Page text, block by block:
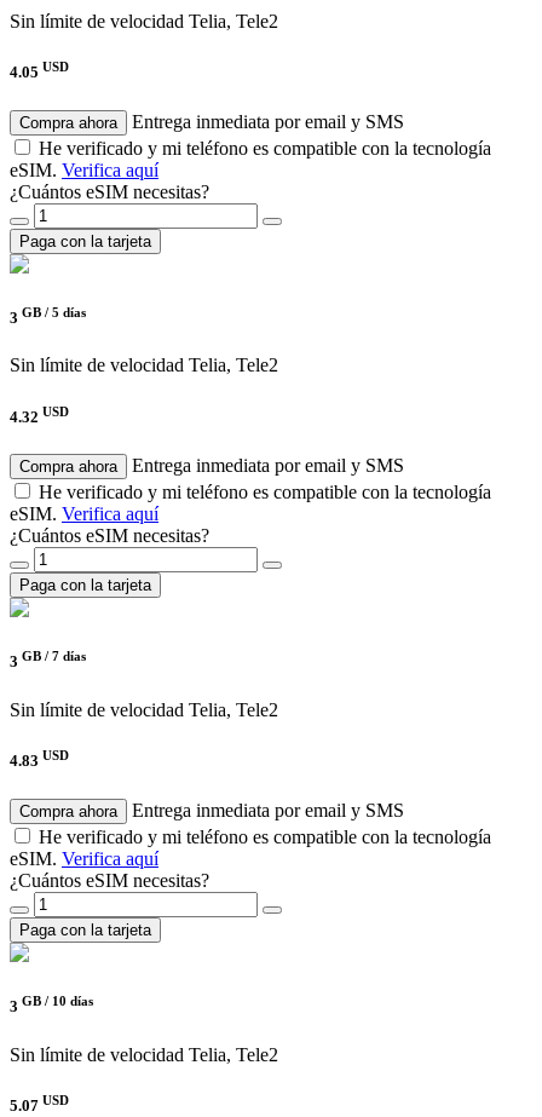
Sin límite de velocidad Telia, Tele2
4.05 USD
Compra ahora
Entrega inmediata por email y SMS
He verificado y mi teléfono es compatible con la tecnología
eSIM. Verifica aquí
¿Cuántos eSIM necesitas?
Paga con la tarjeta
3 GB / 5 días
Sin límite de velocidad Telia, Tele2
4.32 USD
Compra ahora
Entrega inmediata por email y SMS
He verificado y mi teléfono es compatible con la tecnología
eSIM. Verifica aquí
¿Cuántos eSIM necesitas?
Paga con la tarjeta
3 GB / 7 días
Sin límite de velocidad Telia, Tele2
4.83 USD
Compra ahora
Entrega inmediata por email y SMS
He verificado y mi teléfono es compatible con la tecnología
eSIM. Verifica aquí
¿Cuántos eSIM necesitas?
Paga con la tarjeta
3 GB / 10 días
Sin límite de velocidad Telia, Tele2
5.07 USD